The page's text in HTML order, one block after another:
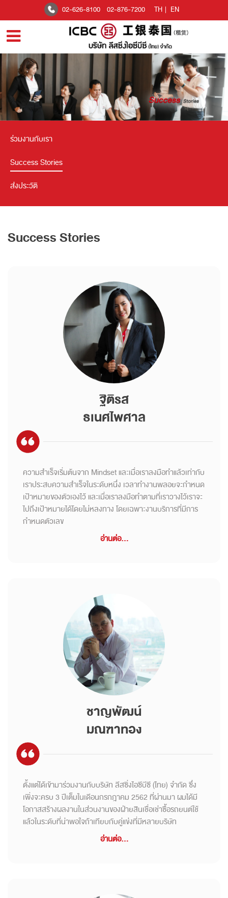
02-626-8100 02-876-7200 TH | EN
ร่วมงานกับเรา
Success Stories
ส่งประวัติ
Success Stories
ฐิติรส
ธเนศไพศาล
ความสำเร็จเริ่มต้นจาก Mindset และเมื่อเราลงมือทำแล้วเท่ากับ
เราประสบความสำเร็จในระดับหนึ่ง เวลาทำงานพลอยจะกำหนด
เป้าหมายของตัวเองไว้ และเมื่อเราลงมือทำตามที่เราวางไว้เราจะ
ไปถึงเป้าหมายได้โดยไม่หลงทาง โดยเฉพาะงานบริการที่มีการ
กำหนดตัวเลข
อ่านต่อ...
ชาญพัฒน์
มณฑาทอง
ตั้งแต่ได้เข้ามาร่วมงานกับบริษัท ลีสซิ่งไอซีบีซี (ไทย) จำกัด ซึ่ง
เพิ่งจะครบ 3 ปีเต็มในเดีอนกรกฎาคม 2562 ที่ผ่านมา ผมได้มี
โอกาสสร้างผลงานในส่วนงานของฝ่ายสินเชื่อเช่าซื้อรถยนต์ใช้
แล้วในระดับที่น่าพอใจถ้าเทียบกับคู่แข่งที่มีหลายบริษัท
อ่านต่อ...